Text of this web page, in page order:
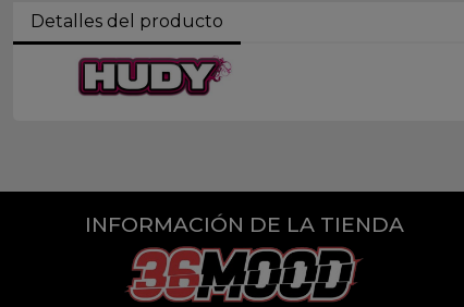
Detalles del producto
INFORMACIÓN DE LA TIENDA